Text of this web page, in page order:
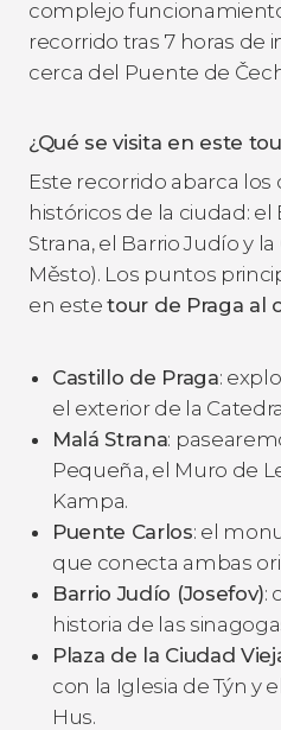
complejo
recorrido tras 7 horas de
cerca del Puente de
¿Qué se visita en este
Este recorrido abarca los
históricos de la ciudad: el
Strana, el Barrio Judío y
Město). Los puntos
en estetour de Praga al
Castillo de Praga:
el exterior de la
Malá Strana:
Pequeña, el Muro de
Kampa.
Puente Carlos: el
que conecta ambas
Barrio Judío (Josefov):
historia de las
Plaza de la Ciudad
con la Iglesia de Týn y
Hus.